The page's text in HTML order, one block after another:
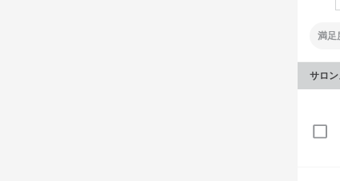
満足
サロ